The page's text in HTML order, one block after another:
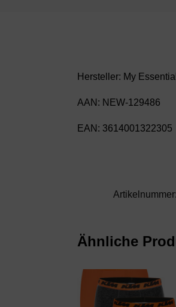
Hersteller: My
AAN: NEW-129486
EAN: 3614001322305
Artikelnummer:
Ähnliche